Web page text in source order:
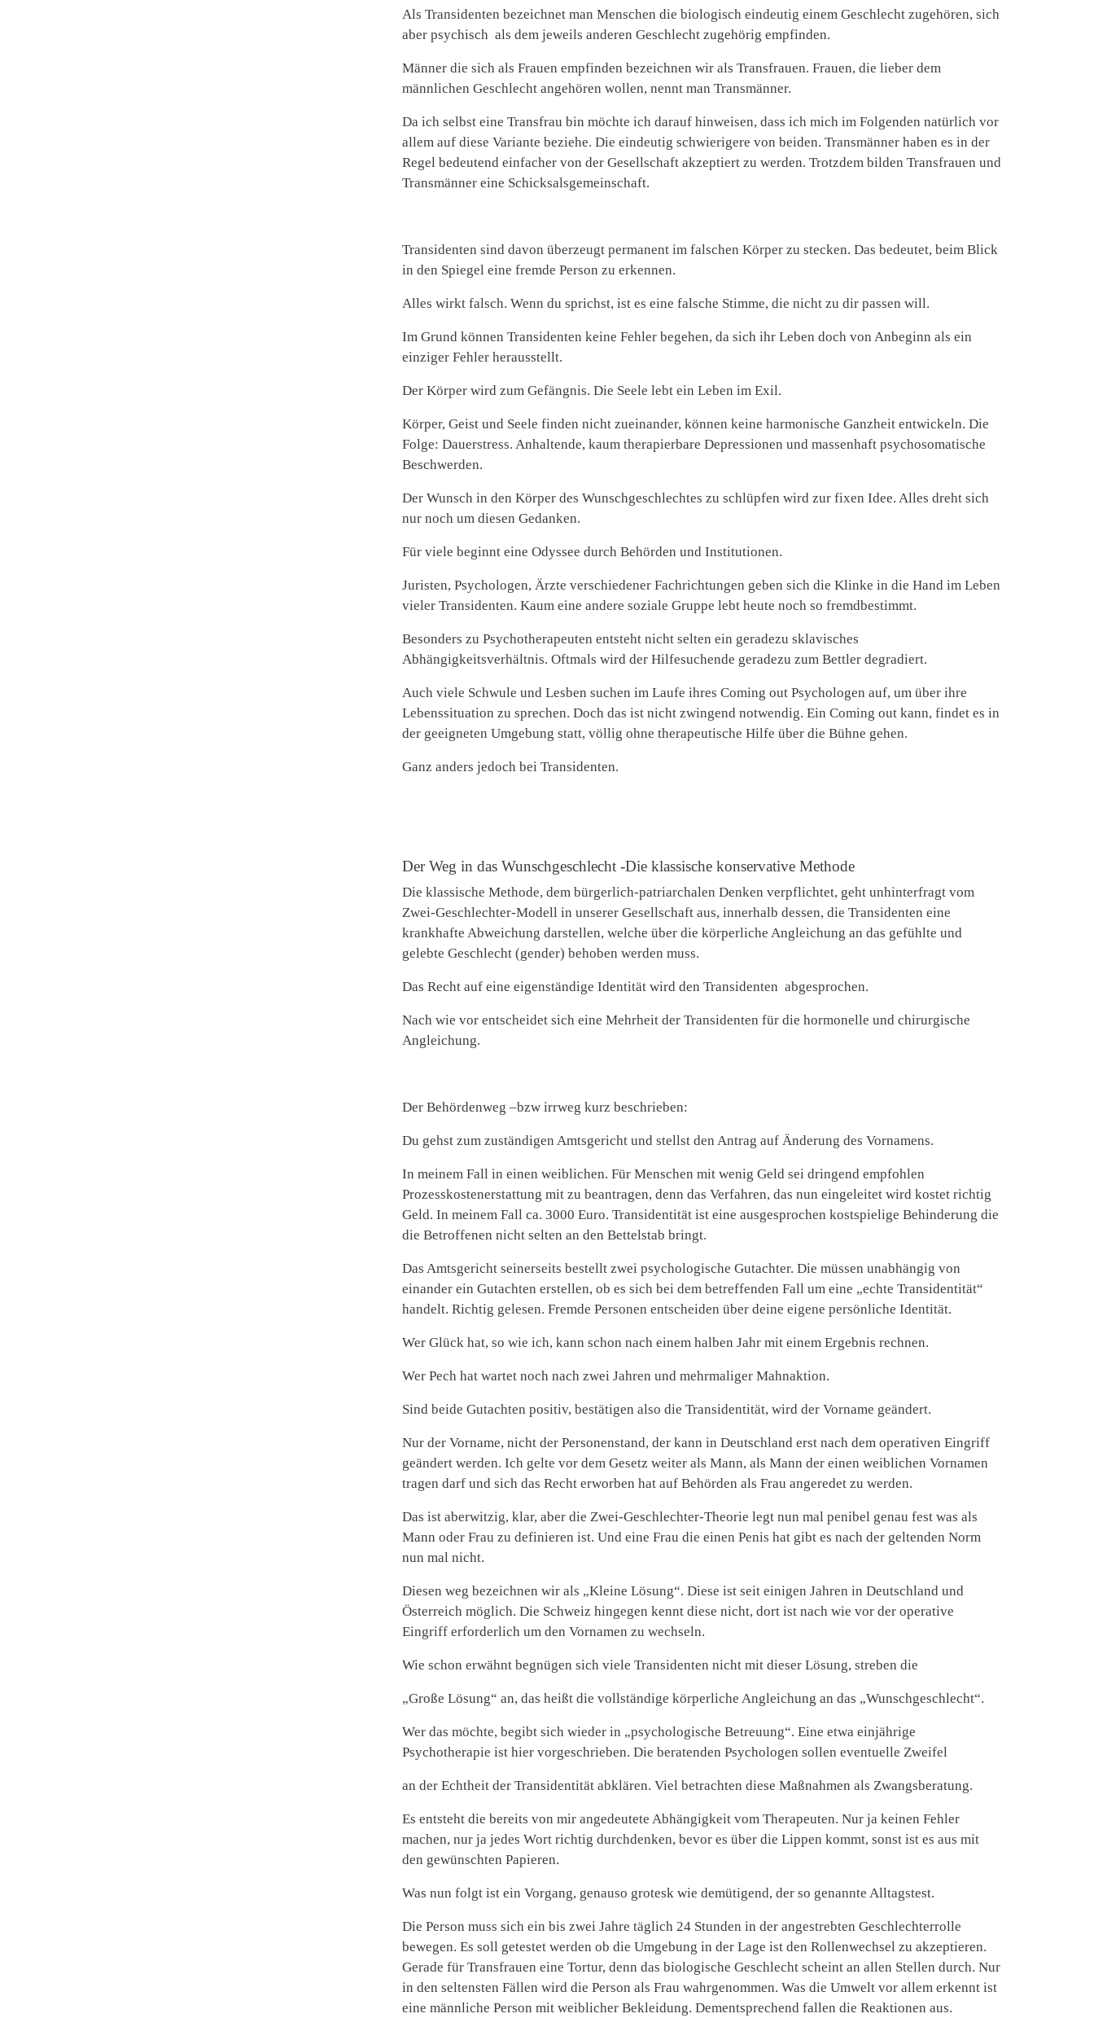
Als Transidenten bezeichnet man Menschen die biologisch eindeutig einem Geschlecht zugehören, sich
aber psychisch als dem jeweils anderen Geschlecht zugehörig empfinden.
Männer die sich als Frauen empfinden bezeichnen wir als Transfrauen. Frauen, die lieber dem
männlichen Geschlecht angehören wollen, nennt man Transmänner.
Da ich selbst eine Transfrau bin möchte ich darauf hinweisen, dass ich mich im Folgenden natürlich vor
allem auf diese Variante beziehe. Die eindeutig schwierigere von beiden. Transmänner haben es in der
Regel bedeutend einfacher von der Gesellschaft akzeptiert zu werden. Trotzdem bilden Transfrauen und
Transmänner eine Schicksalsgemeinschaft.
Transidenten sind davon überzeugt permanent im falschen Körper zu stecken. Das bedeutet, beim Blick
in den Spiegel eine fremde Person zu erkennen.
Alles wirkt falsch. Wenn du sprichst, ist es eine falsche Stimme, die nicht zu dir passen will.
Im Grund können Transidenten keine Fehler begehen, da sich ihr Leben doch von Anbeginn als ein
einziger Fehler herausstellt.
Der Körper wird zum Gefängnis. Die Seele lebt ein Leben im Exil.
Körper, Geist und Seele finden nicht zueinander, können keine harmonische Ganzheit entwickeln. Die
Folge: Dauerstress. Anhaltende, kaum therapierbare Depressionen und massenhaft psychosomatische
Beschwerden.
Der Wunsch in den Körper des Wunschgeschlechtes zu schlüpfen wird zur fixen Idee. Alles dreht sich
nur noch um diesen Gedanken.
Für viele beginnt eine Odyssee durch Behörden und Institutionen.
Juristen, Psychologen, Ärzte verschiedener Fachrichtungen geben sich die Klinke in die Hand im Leben
vieler Transidenten. Kaum eine andere soziale Gruppe lebt heute noch so fremdbestimmt.
Besonders zu Psychotherapeuten entsteht nicht selten ein geradezu sklavisches
Abhängigkeitsverhältnis. Oftmals wird der Hilfesuchende geradezu zum Bettler degradiert.
Auch viele Schwule und Lesben suchen im Laufe ihres Coming out Psychologen auf, um über ihre
Lebenssituation zu sprechen. Doch das ist nicht zwingend notwendig. Ein Coming out kann, findet es in
der geeigneten Umgebung statt, völlig ohne therapeutische Hilfe über die Bühne gehen.
Ganz anders jedoch bei Transidenten.
Der Weg in das Wunschgeschlecht -Die klassische konservative Methode
Die klassische Methode, dem bürgerlich-patriarchalen Denken verpflichtet, geht unhinterfragt vom
Zwei-Geschlechter-Modell in unserer Gesellschaft aus, innerhalb dessen, die Transidenten eine
krankhafte Abweichung darstellen, welche über die körperliche Angleichung an das gefühlte und
gelebte Geschlecht (gender) behoben werden muss.
Das Recht auf eine eigenständige Identität wird den Transidenten abgesprochen.
Nach wie vor entscheidet sich eine Mehrheit der Transidenten für die hormonelle und chirurgische
Angleichung.
Der Behördenweg –bzw irrweg kurz beschrieben:
Du gehst zum zuständigen Amtsgericht und stellst den Antrag auf Änderung des Vornamens.
In meinem Fall in einen weiblichen. Für Menschen mit wenig Geld sei dringend empfohlen
Prozesskostenerstattung mit zu beantragen, denn das Verfahren, das nun eingeleitet wird kostet richtig
Geld. In meinem Fall ca. 3000 Euro. Transidentität ist eine ausgesprochen kostspielige Behinderung die
die Betroffenen nicht selten an den Bettelstab bringt.
Das Amtsgericht seinerseits bestellt zwei psychologische Gutachter. Die müssen unabhängig von
einander ein Gutachten erstellen, ob es sich bei dem betreffenden Fall um eine „echte Transidentität“
handelt. Richtig gelesen. Fremde Personen entscheiden über deine eigene persönliche Identität.
Wer Glück hat, so wie ich, kann schon nach einem halben Jahr mit einem Ergebnis rechnen.
Wer Pech hat wartet noch nach zwei Jahren und mehrmaliger Mahnaktion.
Sind beide Gutachten positiv, bestätigen also die Transidentität, wird der Vorname geändert.
Nur der Vorname, nicht der Personenstand, der kann in Deutschland erst nach dem operativen Eingriff
geändert werden. Ich gelte vor dem Gesetz weiter als Mann, als Mann der einen weiblichen Vornamen
tragen darf und sich das Recht erworben hat auf Behörden als Frau angeredet zu werden.
Das ist aberwitzig, klar, aber die Zwei-Geschlechter-Theorie legt nun mal penibel genau fest was als
Mann oder Frau zu definieren ist. Und eine Frau die einen Penis hat gibt es nach der geltenden Norm
nun mal nicht.
Diesen weg bezeichnen wir als „Kleine Lösung“. Diese ist seit einigen Jahren in Deutschland und
Österreich möglich. Die Schweiz hingegen kennt diese nicht, dort ist nach wie vor der operative
Eingriff erforderlich um den Vornamen zu wechseln.
Wie schon erwähnt begnügen sich viele Transidenten nicht mit dieser Lösung, streben die
„Große Lösung“ an, das heißt die vollständige körperliche Angleichung an das „Wunschgeschlecht“.
Wer das möchte, begibt sich wieder in „psychologische Betreuung“. Eine etwa einjährige
Psychotherapie ist hier vorgeschrieben. Die beratenden Psychologen sollen eventuelle Zweifel
an der Echtheit der Transidentität abklären. Viel betrachten diese Maßnahmen als Zwangsberatung.
Es entsteht die bereits von mir angedeutete Abhängigkeit vom Therapeuten. Nur ja keinen Fehler
machen, nur ja jedes Wort richtig durchdenken, bevor es über die Lippen kommt, sonst ist es aus mit
den gewünschten Papieren.
Was nun folgt ist ein Vorgang, genauso grotesk wie demütigend, der so genannte Alltagstest.
Die Person muss sich ein bis zwei Jahre täglich 24 Stunden in der angestrebten Geschlechterrolle
bewegen. Es soll getestet werden ob die Umgebung in der Lage ist den Rollenwechsel zu akzeptieren.
Gerade für Transfrauen eine Tortur, denn das biologische Geschlecht scheint an allen Stellen durch. Nur
in den seltensten Fällen wird die Person als Frau wahrgenommen. Was die Umwelt vor allem erkennt ist
eine männliche Person mit weiblicher Bekleidung. Dementsprechend fallen die Reaktionen aus.